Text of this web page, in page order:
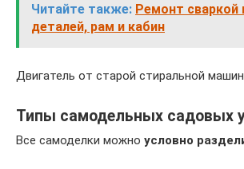
Читайте также: Ремонт сваркой
деталей, рам и кабин
Двигатель от старой стиральной
Типы самодельных садовых
Все самоделки можно условно